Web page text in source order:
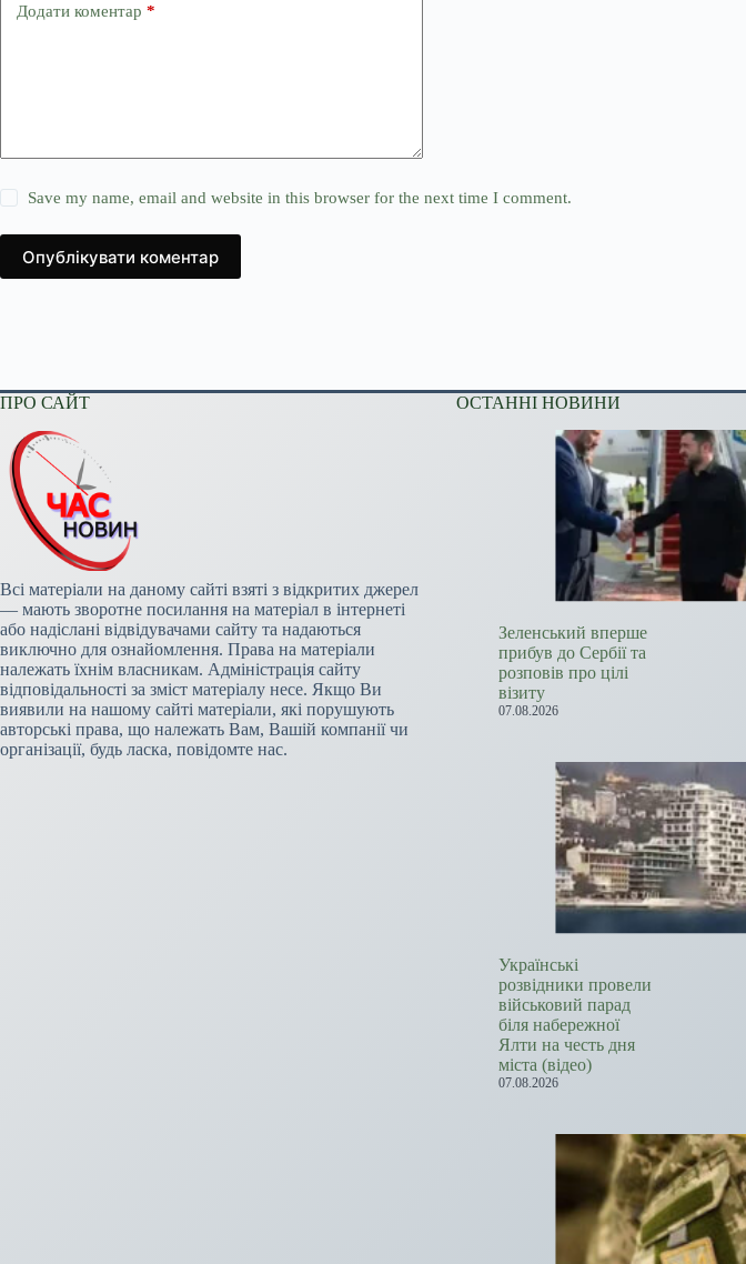
Додати коментар *
Save my name, email and website in this browser for the next time I comment.
Опублікувати коментар
ПРО САЙТ
Всі матеріали на даному сайті взяті з відкритих джерел
— мають зворотне посилання на матеріал в інтернеті
або надіслані відвідувачами сайту та надаються
виключно для ознайомлення. Права на матеріали
належать їхнім власникам. Адміністрація сайту
відповідальності за зміст матеріалу несе. Якщо Ви
виявили на нашому сайті матеріали, які порушують
авторські права, що належать Вам, Вашій компанії чи
організації, будь ласка, повідомте нас.
ОСТАННІ НОВИНИ
Зеленський вперше
прибув до Сербії та
розповів про цілі
візиту
07.08.2026
Українські
розвідники провели
військовий парад
біля набережної
Ялти на честь дня
міста (відео)
07.08.2026